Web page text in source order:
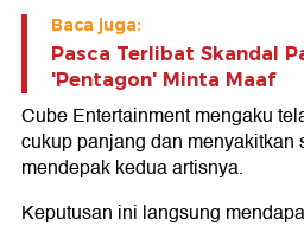
Baca juga:
Pasca Terlibat Skandal
'Pentagon' Minta Maaf
Cube Entertainment mengaku
cukup panjang dan menyakitkan
mendepak kedua artisnya.
Keputusan ini langsung